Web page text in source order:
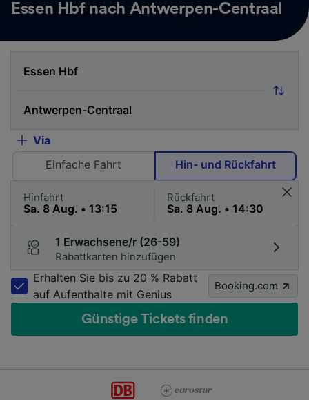
Essen Hbf nach Antwerpen-Centraal
Via
Einfache Fahrt
Hin- und Rückfahrt
Hinfahrt Rückfahrt
1 Erwachsene/r (26-59)
Rabattkarten hinzufügen
Erhalten Sie bis zu 20 % Rabatt
auf Aufenthalte mit Genius
Booking.com
Günstige Tickets finden